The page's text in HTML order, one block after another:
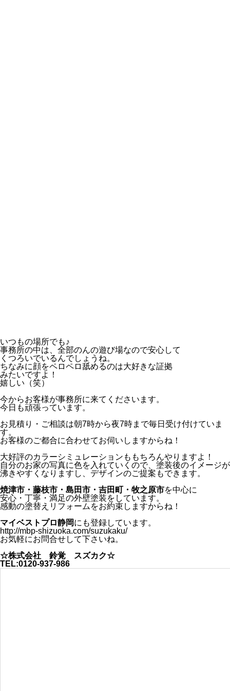
いつもの場所でも♪
事務所の中は、全部のんの遊び場なので安心して
くつろいでいるんでしょうね。
ちなみに顔をペロペロ舐めるのは大好きな証拠
みたいですよ！
嬉しい（笑）
今からお客様が事務所に来てくださいます。
今日も頑張っています。
お見積り・ご相談は朝7時から夜7時まで毎日受け付けていま
す。
お客様のご都合に合わせてお伺いしますからね！
大好評のカラーシミュレーションももちろんやりますよ！
自分のお家の写真に色を入れていくので、塗装後のイメージが
沸きやすくなりますし、デザインのご提案もできます。
焼津市・藤枝市・島田市・吉田町・牧之原市を中心に
安心・丁寧・満足の外壁塗装をしています。
感動の塗替えリフォームをお約束しますからね！
マイベストプロ静岡にも登録しています。
http://mbp-shizuoka.com/suzukaku/
お気軽にお問合せして下さいね。
☆株式会社 鈴覚 スズカク☆
TEL:0120-937-986